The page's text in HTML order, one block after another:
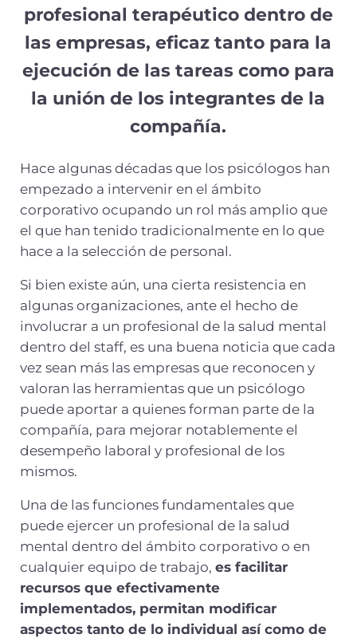
profesional terapéutico dentro de
las empresas, eficaz tanto para la
ejecución de las tareas como para
la unión de los integrantes de la
compañía.
Hace algunas décadas que los psicólogos han
empezado a intervenir en el ámbito
corporativo ocupando un rol más amplio que
el que han tenido tradicionalmente en lo que
hace a la selección de personal.
Si bien existe aún, una cierta resistencia en
algunas organizaciones, ante el hecho de
involucrar a un profesional de la salud mental
dentro del staff, es una buena noticia que cada
vez sean más las empresas que reconocen y
valoran las herramientas que un psicólogo
puede aportar a quienes forman parte de la
compañía, para mejorar notablemente el
desempeño laboral y profesional de los
mismos.
Una de las funciones fundamentales que
puede ejercer un profesional de la salud
mental dentro del ámbito corporativo o en
cualquier equipo de trabajo, es facilitar
recursos que efectivamente
implementados, permitan modificar
aspectos tanto de lo individual así como de